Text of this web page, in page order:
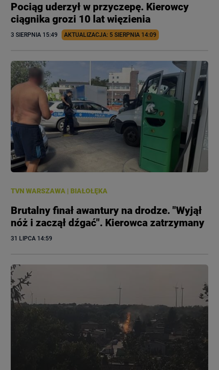
Pociąg uderzył w przyczepę. Kierowcy
ciągnika grozi 10 lat więzienia
3 SIERPNIA 15:49 AKTUALIZACJA: 5 SIERPNIA 14:09
TVN WARSZAWA |BIAŁOŁĘKA
Brutalny finał awantury na drodze. "Wyjął
nóż i zaczął dźgać". Kierowca zatrzymany
31 LIPCA 14:59